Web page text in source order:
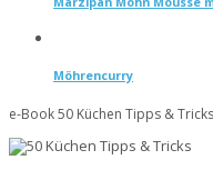
Möhrencurry
e-Book 50 Küchen Tipps & Tricks